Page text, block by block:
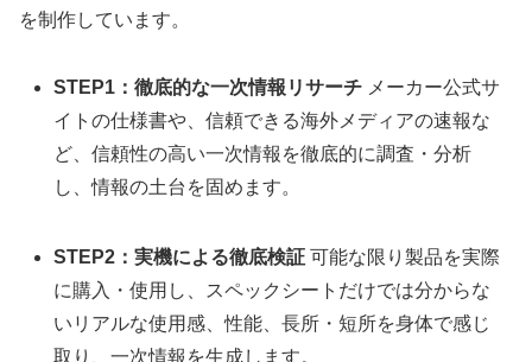
を制作しています。
STEP1：徹底的な一次情報リサーチ メーカー公式サ
イトの仕様書や、信頼できる海外メディアの速報な
ど、信頼性の高い一次情報を徹底的に調査・分析
し、情報の土台を固めます。
STEP2：実機による徹底検証 可能な限り製品を実際
に購入・使用し、スペックシートだけでは分からな
いリアルな使用感、性能、長所・短所を身体で感じ
取り、一次情報を生成します。